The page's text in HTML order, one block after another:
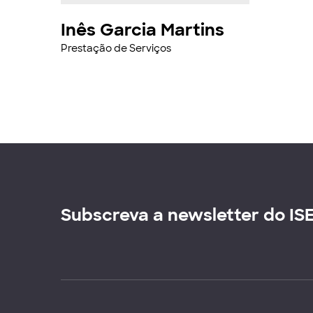
Inês Garcia Martins
Prestação de Serviços
Subscreva a newsletter do